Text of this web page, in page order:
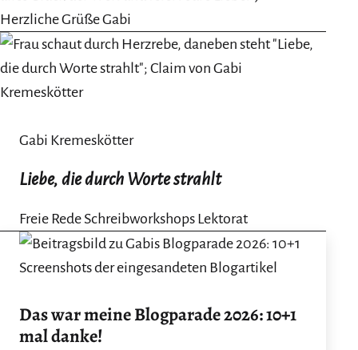
Herzliche Grüße Gabi
Gabi Kremeskötter
Liebe, die durch Worte strahlt
Freie Rede Schreibworkshops Lektorat
Das war meine Blogparade 2026: 10+1
mal danke!